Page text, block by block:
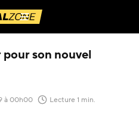
Menu
son nouvel
(Mis à jour le)
à 00h00 Lecture 1 min.